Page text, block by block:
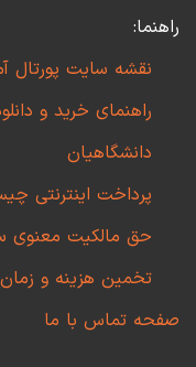
راهنما:
نقشه سایت پورتال
راهنمای خرید و
دانشگاهیان
پرداخت اینترنتی
حق مالکیت معنوی
تخمین هزینه و
صفحه تماس با ما